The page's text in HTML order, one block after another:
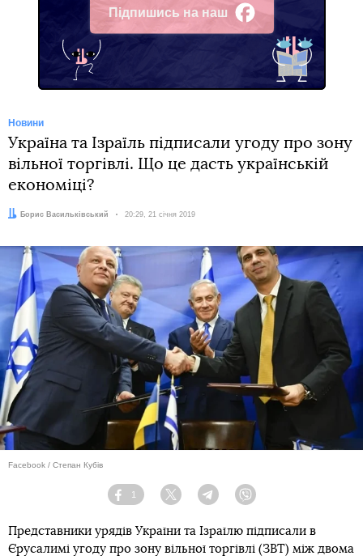
Підпишись на наш
Facebook
Новини
Україна та Ізраїль підписали угоду про зону
вільної торгівлі. Що це дасть українській
економіці?
Автор:Борис Васильківський Дата:
20:29, 21 січня 2019
Facebook / Степан Кубів
Facebook
1
Twitter TelegramViber
Представники урядів України та Ізраїлю підписали в
Єрусалимі угоду про зону вільної торгівлі (ЗВТ) між двома